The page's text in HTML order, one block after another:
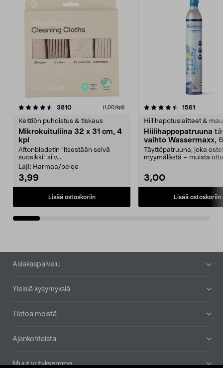
3810arvostelut (1,00/kpl)
Keittiön puhdistus & tiskaus
Mikrokuituliina 32 x 31 cm, 4
kpl
Aftonbladetin "itsestään selvä
suosikki" siiv...
Laji: Harmaa/beige
3,99
Lisää ostoskoriin
4.5viidestä
1561
Hiilihapotuslaitteet &
Hiilihappopatruuna
vaihto Wassermaxx,
Täyttöpatruuna, joka
myymälästä – muista
3,00
Lisää ostoskoriin
4.5viidestä
Alatunniste
Asiakaspalvelu
Yleisiä kysymyksiä
Tietoa meistä
Ajankohtaista
Muut yrityksemme